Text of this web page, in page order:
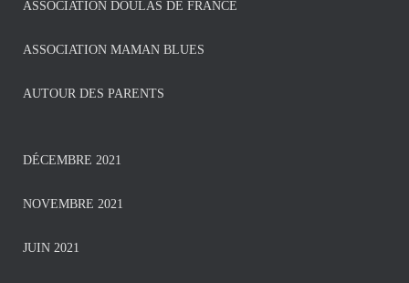
ASSOCIATION DOULAS DE FRANCE
ASSOCIATION MAMAN BLUES
AUTOUR DES PARENTS
DÉCEMBRE 2021
NOVEMBRE 2021
JUIN 2021